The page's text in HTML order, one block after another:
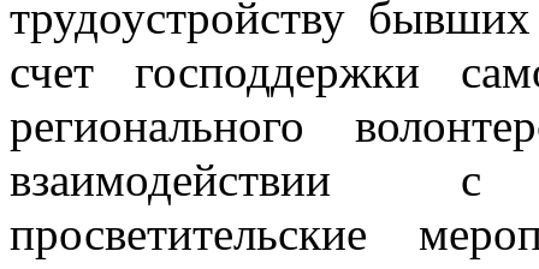
трудоустройству
счет господдержки
регионального
взаимодействии
просветительские